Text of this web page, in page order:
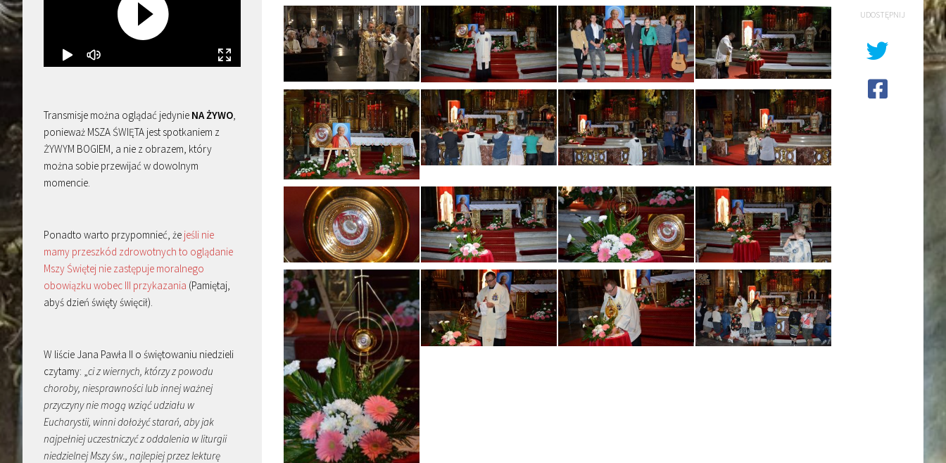
UDOSTĘPNIJ
Transmisje można oglądać jedynie NA ŻYWO,
ponieważ MSZA ŚWIĘTA jest spotkaniem z
ŻYWYM BOGIEM, a nie z obrazem, który
można sobie przewijać w dowolnym
momencie.
Ponadto warto przypomnieć, że jeśli nie
mamy przeszkód zdrowotnych to oglądanie
Mszy Świętej nie zastępuje moralnego
obowiązku wobec III przykazania (Pamiętaj,
abyś dzień święty święcił).
W liście Jana Pawła II o świętowaniu niedzieli
czytamy: „ci z wiernych, którzy z powodu
choroby, niesprawności lub innej ważnej
przyczyny nie mogą wziąć udziału w
Eucharystii, winni dołożyć starań, aby jak
najpełniej uczestniczyć z oddalenia w liturgii
niedzielnej Mszy św., najlepiej przez lekturę